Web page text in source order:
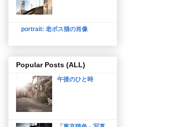
portrait: 老ボス猫の肖像
Popular Posts (ALL)
午後のひと時